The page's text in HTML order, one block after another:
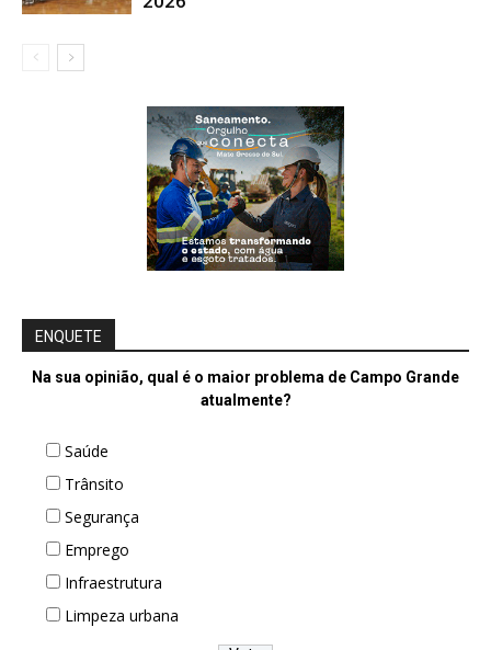
ENQUETE
Na sua opinião, qual é o maior problema de Campo Grande
atualmente?
Saúde
Trânsito
Segurança
Emprego
Infraestrutura
Limpeza urbana